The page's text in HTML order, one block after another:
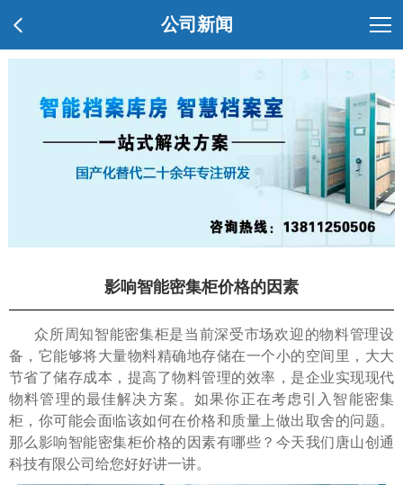
公司新闻
影响智能密集柜价格的因素
众所周知智能密集柜是当前深受市场欢迎的物料管理设
备，它能够将大量物料精确地存储在一个小的空间里，大大
节省了储存成本，提高了物料管理的效率，是企业实现现代
物料管理的最佳解决方案。如果你正在考虑引入智能密集
柜，你可能会面临该如何在价格和质量上做出取舍的问题。
那么影响智能密集柜价格的因素有哪些？今天我们唐山创通
科技有限公司给您好好讲一讲。